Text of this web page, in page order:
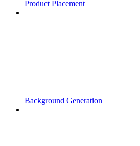
Product Placement
Background Generation